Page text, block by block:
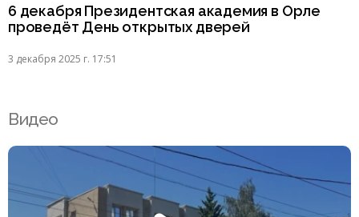
6 декабря Президентская академия в Орле
проведёт День открытых дверей
3 декабря 2025 г. 17:51
Видео